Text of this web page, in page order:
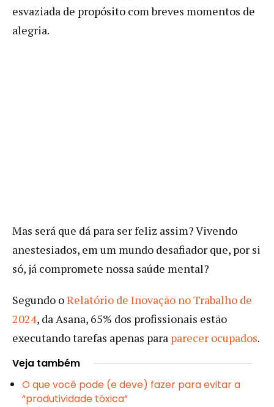
esvaziada de propósito com breves momentos de
alegria.
Mas será que dá para ser feliz assim? Vivendo
anestesiados, em um mundo desafiador que, por si
só, já compromete nossa saúde mental?
Segundo oRelatório de Inovação no Trabalho de
2024, da Asana, 65% dos profissionais estão
executando tarefas apenas para parecer ocupados.
Veja também
O que você pode (e deve) fazer para evitar a
“produtividade tóxica”